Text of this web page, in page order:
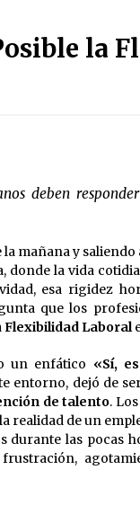
5
la
deben
mañana y
donde la vida
esa rigidez
que los
Flexibilidad Laboral
un enfático «Sí,
entorno, dejó de
de talento.
de un
las pocas